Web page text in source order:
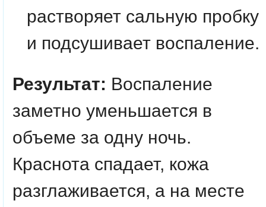
растворяет сальную пробку
и подсушивает воспаление.
Результат: Воспаление
заметно уменьшается в
объеме за одну ночь.
Краснота спадает, кожа
разглаживается, а на месте